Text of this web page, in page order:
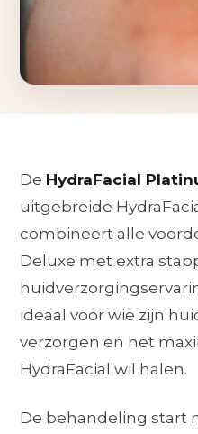
De HydraFacial
uitgebreide
combineert alle
Deluxe met extra
ideaal voor wie zijn
verzorgen en het
HydraFacial wil halen.
De behandeling start